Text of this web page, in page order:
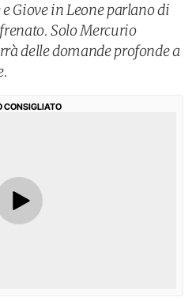
Giove in Leone parlano di
Solo Mercurio
delle domande profonde a
CONSIGLIATO